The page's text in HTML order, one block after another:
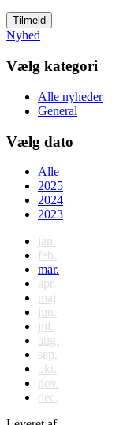
Tilmeld
Nyhed
Vælg kategori
Alle nyheder
General
Vælg dato
Alle
2025
2024
2023
jan.
feb.
mar.
apr.
maj
jun.
jul.
aug.
sep.
okt.
nov.
dec.